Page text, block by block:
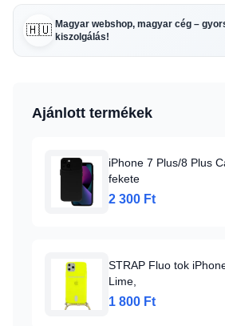
🇭🇺 Magyar webshop, magyar cég –
kiszolgálás!
Ajánlott termékek
iPhone 7 Plus/8 Plus
fekete
2 300 Ft
STRAP Fluo tok
Lime,
1 800 Ft